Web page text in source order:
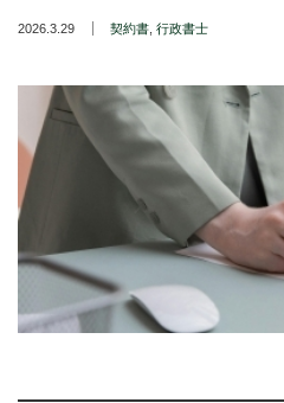
2026.3.29 契約書 行政書士